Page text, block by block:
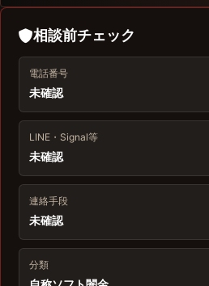
相談前チェック
電話番号
未確認
LINE・Signal等
未確認
連絡手段
未確認
分類